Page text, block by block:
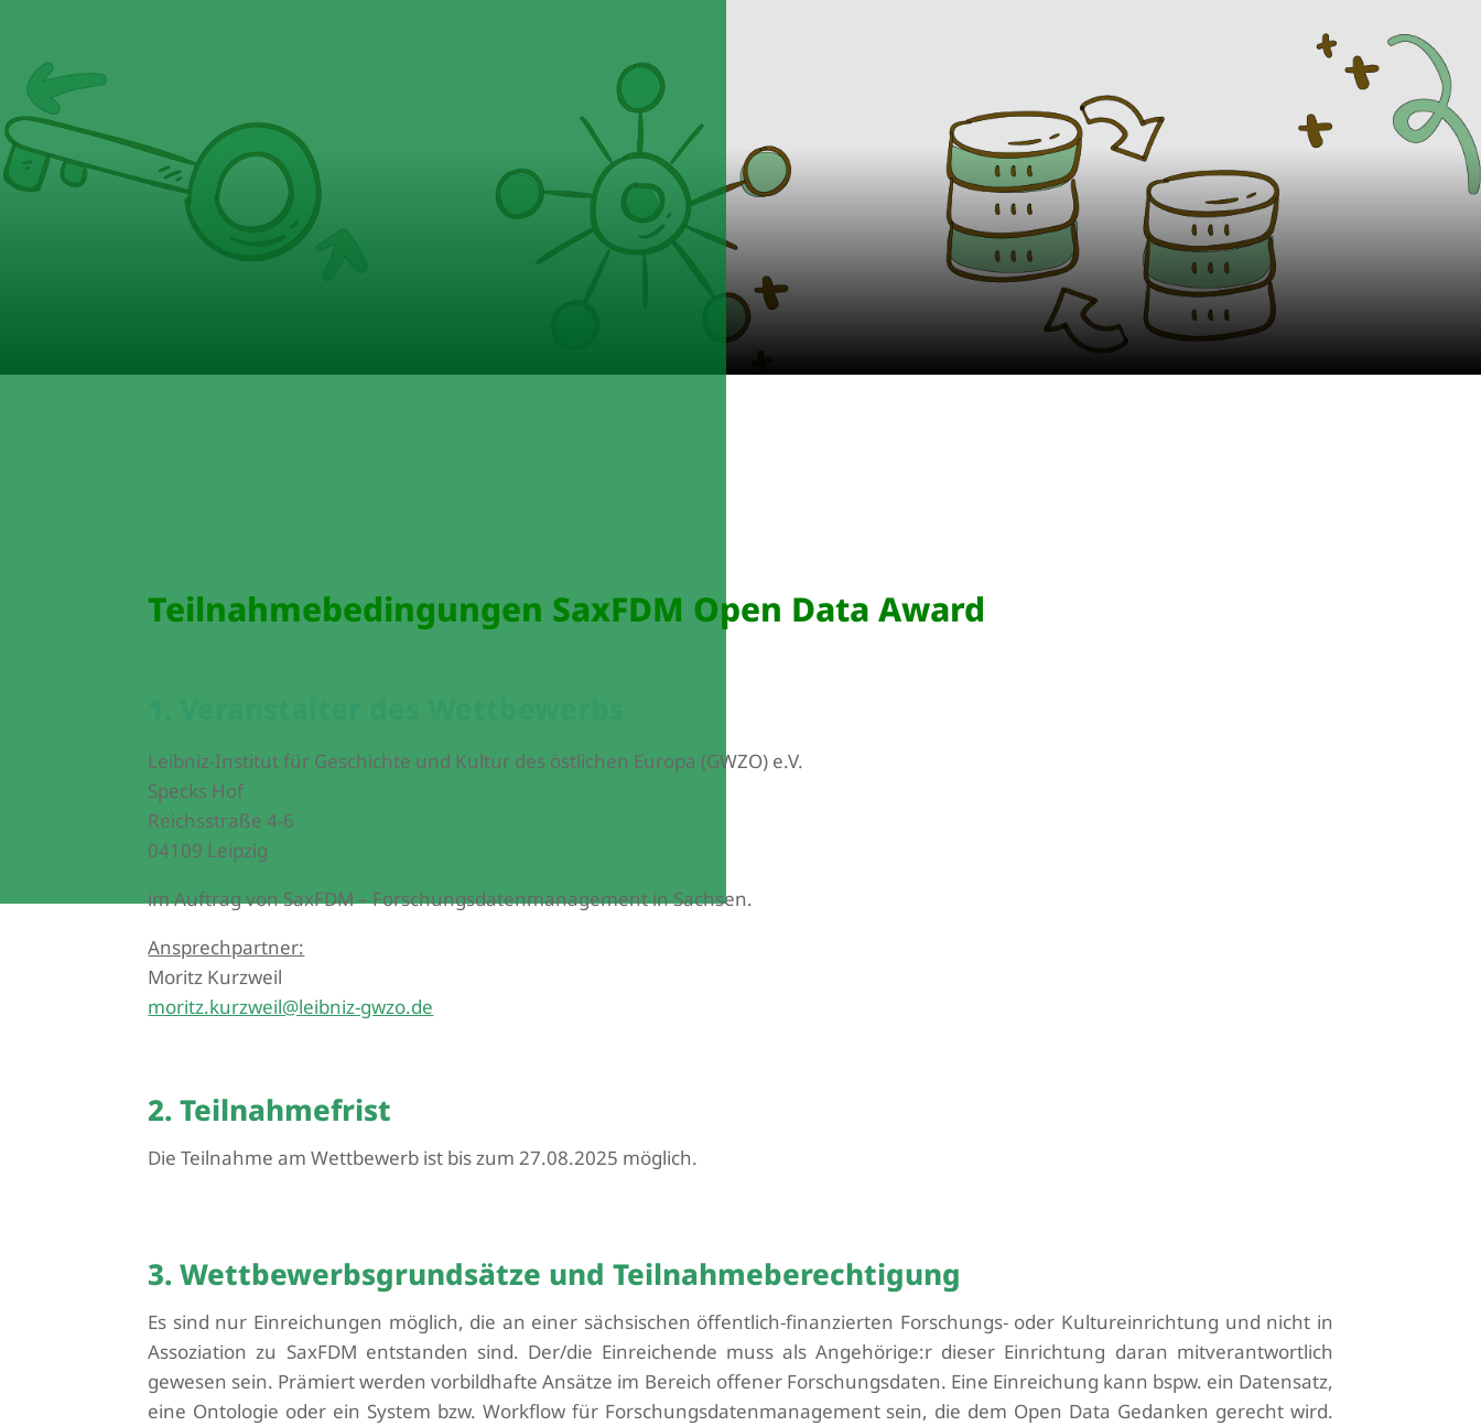
Teilnahmebedingungen SaxFDM Open Data Award
Leibniz-Institut für Geschichte und Kultur des östlichen Europa (GWZO) e.V.
Specks Hof
Reichsstraße 4-6
04109 Leipzig
im Auftrag von SaxFDM – Forschungsdatenmanagement in Sachsen.
Ansprechpartner:
Moritz Kurzweil
moritz.kurzweil@leibniz-gwzo.de
2. Teilnahmefrist
Die Teilnahme am Wettbewerb ist bis zum27.08.2025 möglich.
3. Wettbewerbsgrundsätze und Teilnahmeberechtigung
Es sind nur Einreichungen möglich, die an einer sächsischen öffentlich-finanzierten Forschungs- oder Kultureinrichtung und nicht in
Assoziation zu SaxFDM entstanden sind. Der/die Einreichende muss als Angehörige:r dieser Einrichtung daran mitverantwortlich
gewesen sein. Prämiert werden vorbildhafte Ansätze im Bereich offener Forschungsdaten. Eine Einreichung kann bspw. ein Datensatz,
eine Ontologie oder ein System bzw. Workflow für Forschungsdatenmanagement sein, die dem Open Data Gedanken gerecht wird.